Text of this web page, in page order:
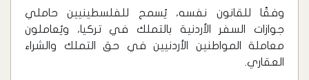
وفقًا للقانون نفسه، يُسمح للفلسطينيين حاملي
جوازات السفر الأردنية بالتملك في تركيا، ويُعاملون
معاملة المواطنين الأردنيين في حق التملك والشراء
العقاري.